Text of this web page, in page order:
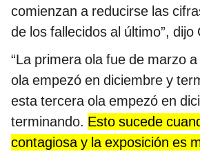
comienzan a reducirse las
de los fallecidos al último”, dijo
“La primera ola fue de marzo
ola empezó en diciembre y
esta tercera ola empezó en
terminando. Esto sucede
contagiosa y la exposición es